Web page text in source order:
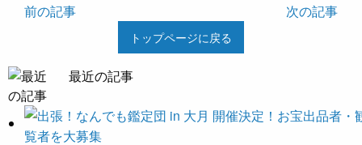
前の記事
次の記事
トップページに戻る
最近の記事